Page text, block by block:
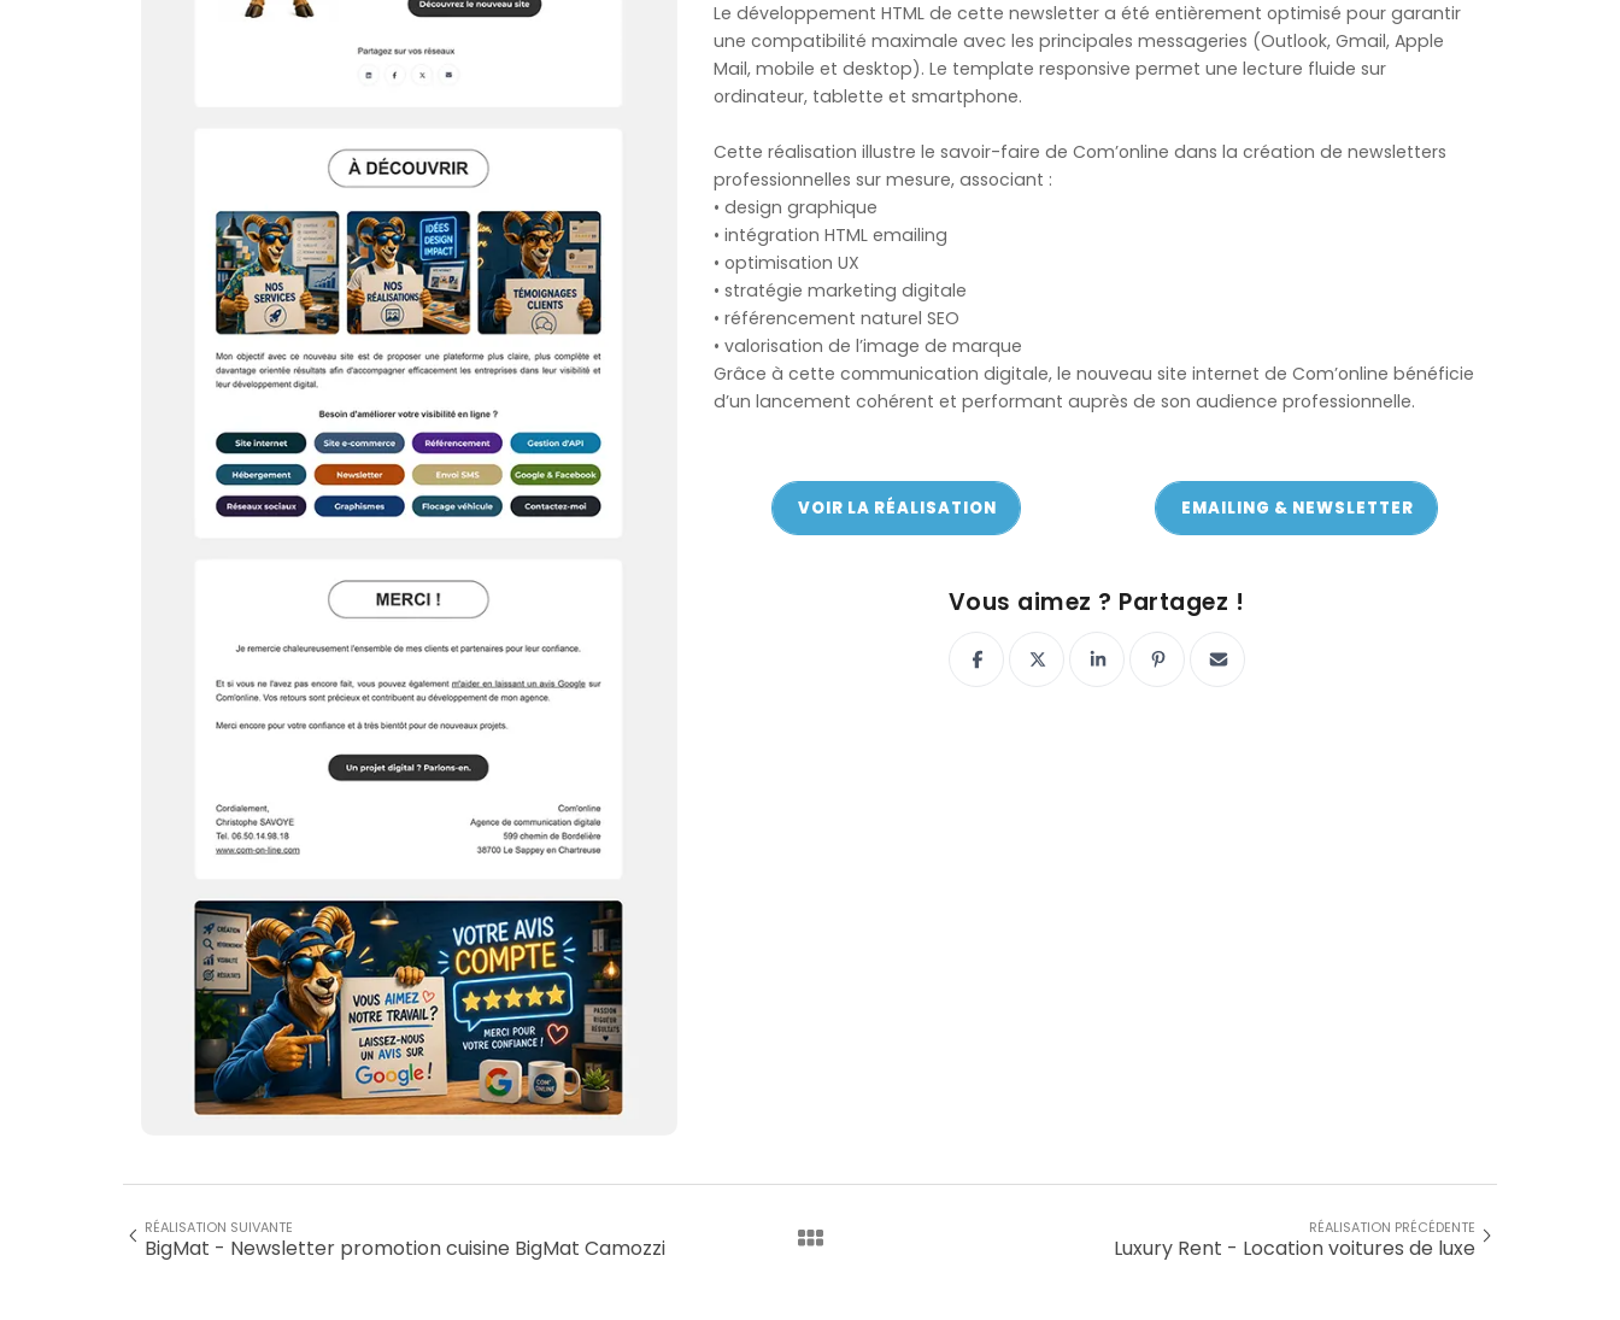
Le développement HTML de cette newsletter a été entièrement optimisé pour garantir
une compatibilité maximale avec les principales messageries (Outlook, Gmail, Apple
Mail, mobile et desktop). Le template responsive permet une lecture fluide sur
ordinateur, tablette et smartphone.
Cette réalisation illustre le savoir-faire de Com’online dans la création de newsletters
professionnelles sur mesure, associant :
• design graphique
• intégration HTML emailing
• optimisation UX
• stratégie marketing digitale
• référencement naturel SEO
• valorisation de l’image de marque
Grâce à cette communication digitale, le nouveau site internet de Com’online bénéficie
d’un lancement cohérent et performant auprès de son audience professionnelle.
VOIR LA RÉALISATION
VOIR LA RÉALISATION ON Y VA !
EMAILING & NEWSLETTER
Vous aimez ? Partagez !
RÉALISATION SUIVANTE
BigMat - Newsletter promotion cuisine BigMat Camozzi
RÉALISATION PRÉCÉDENTE
Luxury Rent - Location voitures de luxe